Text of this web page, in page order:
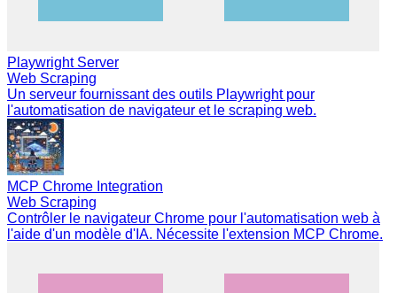
Playwright Server
Web Scraping
Un serveur fournissant des outils Playwright pour
l'automatisation de navigateur et le scraping web.
MCP Chrome Integration
Web Scraping
Contrôler le navigateur Chrome pour l'automatisation web à
l'aide d'un modèle d'IA. Nécessite l'extension MCP Chrome.